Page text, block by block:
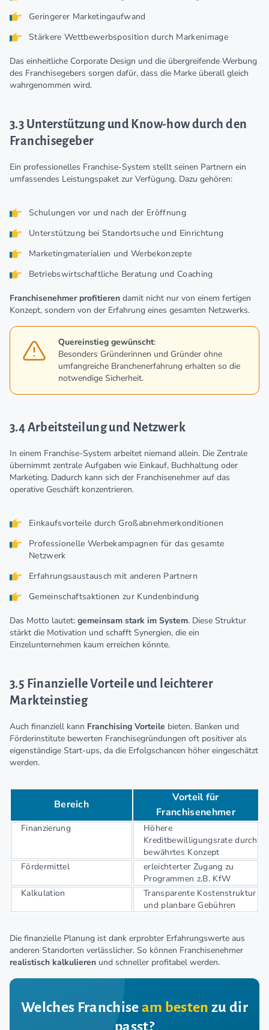
Geringerer Marketingaufwand
Stärkere Wettbewerbsposition durch Markenimage
Das einheitliche Corporate Design und die übergreifende Werbung
des Franchisegebers sorgen dafür, dass die Marke überall gleich
wahrgenommen wird.
3.3 Unterstützung und Know-how durch den
Franchisegeber
Ein professionelles Franchise-System stellt seinen Partnern ein
umfassendes Leistungspaket zur Verfügung. Dazu gehören:
Schulungen vor und nach der Eröffnung
Unterstützung bei Standortsuche und Einrichtung
Marketingmaterialien und Werbekonzepte
Betriebswirtschaftliche Beratung und Coaching
Franchisenehmer profitieren damit nicht nur von einem fertigen
Konzept, sondern von der Erfahrung eines gesamten Netzwerks.
Quereinstieg gewünscht:
Besonders Gründerinnen und Gründer ohne
umfangreiche Branchenerfahrung erhalten so die
notwendige Sicherheit.
3.4 Arbeitsteilung und Netzwerk
In einem Franchise-System arbeitet niemand allein. Die Zentrale
übernimmt zentrale Aufgaben wie Einkauf, Buchhaltung oder
Marketing. Dadurch kann sich der Franchisenehmer auf das
operative Geschäft konzentrieren.
Einkaufsvorteile durch Großabnehmerkonditionen
Professionelle Werbekampagnen für das gesamte
Netzwerk
Erfahrungsaustausch mit anderen Partnern
Gemeinschaftsaktionen zur Kundenbindung
Das Motto lautet: gemeinsam stark im System. Diese Struktur
stärkt die Motivation und schafft Synergien, die ein
Einzelunternehmen kaum erreichen könnte.
3.5 Finanzielle Vorteile und leichterer
Markteinstieg
Auch finanziell kann Franchising Vorteile bieten. Banken und
Förderinstitute bewerten Franchisegründungen oft positiver als
eigenständige Start-ups, da die Erfolgschancen höher eingeschätzt
werden.
Bereich
Vorteil für
Franchisenehmer
Finanzierung
Höhere
Kreditbewilligungsrate durch
bewährtes Konzept
Fördermittel
erleichterter Zugang zu
Programmen z.B. KfW
Kalkulation
Transparente Kostenstruktur
und planbare Gebühren
Die finanzielle Planung ist dank erprobter Erfahrungswerte aus
anderen Standorten verlässlicher. So können Franchisenehmer
realistisch kalkulieren und schneller profitabel werden.
Welches Franchiseam besten zu dir
passt?